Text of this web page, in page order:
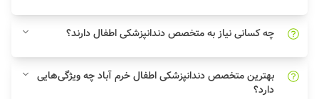
چه کسانی نیاز به متخصص دندانپزشکی اطفال دارند؟
بهترین متخصص دندانپزشکی اطفال خرم آباد چه ویژگی‌هایی
دارد؟